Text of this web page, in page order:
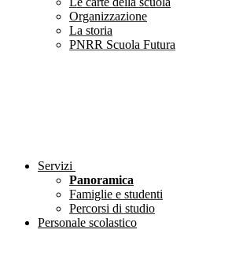
Organizzazione
La storia
PNRR Scuola Futura
Servizi
Panoramica
Famiglie e studenti
Percorsi di studio
Personale scolastico